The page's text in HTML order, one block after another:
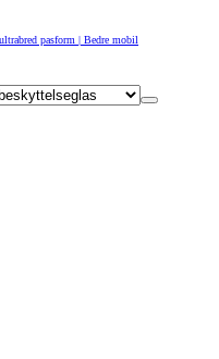
pasform | Bedre mobil